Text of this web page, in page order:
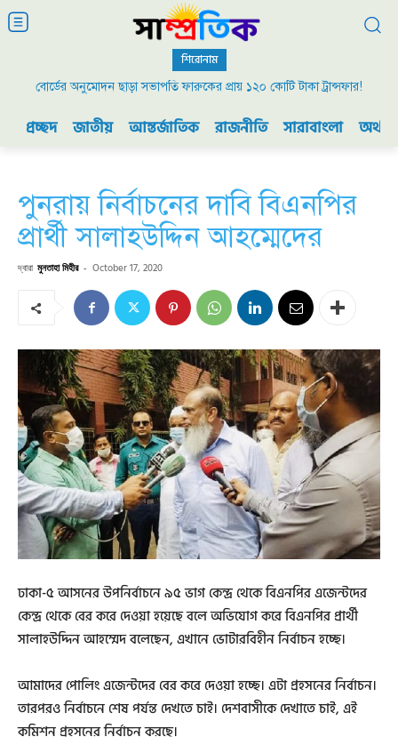
শিরোনাম
বোর্ডের অনুমোদন ছাড়া সভাপতি ফারুকের প্রায় ১২০ কোটি টাকা ট্রান্সফার!
প্রচ্ছদ জাতীয় আন্তর্জাতিক রাজনীতি সারাবাংলা
পুনরায় নির্বাচনের দাবি বিএনপির
প্রার্থী সালাহউদ্দিন আহম্মেদের
দ্বারা মুনতাহা মিহীর - October 17, 2020
ঢাকা-৫ আসনের উপনির্বাচনে ৯৫ ভাগ কেন্দ্র থেকে বিএনপির এজেন্টদের
কেন্দ্র থেকে বের করে দেওয়া হয়েছে বলে অভিযোগ করে বিএনপির প্রার্থী
সালাহউদ্দিন আহম্মেদ বলেছেন, এখানে ভোটারবিহীন নির্বাচন হচ্ছে।
আমাদের পোলিং এজেন্টদের বের করে দেওয়া হচ্ছে। এটা প্রহসনের নির্বাচন।
তারপরও নির্বাচনে শেষ পর্যন্ত দেখতে চাই। দেশবাসীকে দেখাতে চাই, এই
কমিশন প্রহসনের নির্বাচন করছে।